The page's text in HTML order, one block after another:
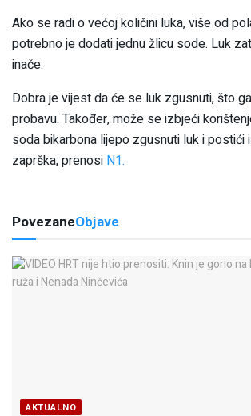
Ako se radi o većoj količini luka, više od
potrebno je dodati jednu žlicu sode. Luk
inače.
Dobra je vijest da će se luk zgusnuti, što
probavu. Također, može se izbjeći
soda bikarbona lijepo zgusnuti luk i postići
zaprška, prenosi N1.
PovezaneObjave
AKTUALNO